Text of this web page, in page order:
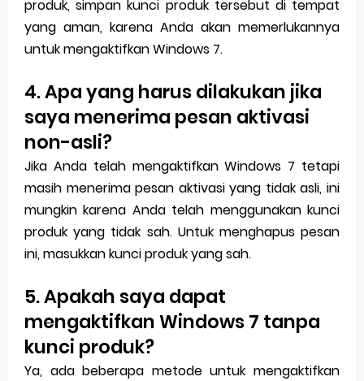
produk, simpan kunci produk tersebut di tempat
yang aman, karena Anda akan memerlukannya
untuk mengaktifkan Windows 7.
4. Apa yang harus dilakukan jika
saya menerima pesan aktivasi
non-asli?
Jika Anda telah mengaktifkan Windows 7 tetapi
masih menerima pesan aktivasi yang tidak asli, ini
mungkin karena Anda telah menggunakan kunci
produk yang tidak sah. Untuk menghapus pesan
ini, masukkan kunci produk yang sah.
5. Apakah saya dapat
mengaktifkan Windows 7 tanpa
kunci produk?
Ya, ada beberapa metode untuk mengaktifkan